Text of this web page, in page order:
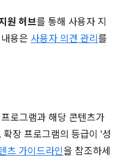
원 허브를 통해 사용자 지
용은 사용자 의견 관리 를
로그램과 해당 콘텐츠가
장 프로그램의 등급이 '성
츠 가이드라인을 참조하세